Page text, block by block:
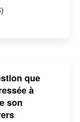
que
à
son